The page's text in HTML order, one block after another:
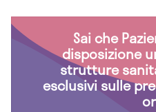
Sai che
disposizione
strutture
esclusivi sulle